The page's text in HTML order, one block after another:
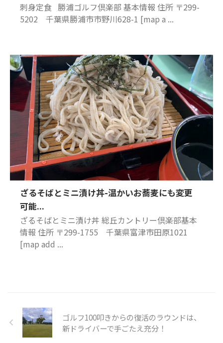
刺身定食 勝浦ゴルフ倶楽部 基本情報 住所 〒299-
5202 千葉県勝浦市市野川628-1 [map a ...
ざるそばとミニ漬け丼-温かいお蕎麦にも変更
可能...
ざるそばとミニ漬け丼 総丘カントリー倶楽部基本
情報 住所 〒299-1755 千葉県富津市田原1021
[map add ...
ゴルフ100叩きからの復活のラウンドは、
新ドライバーで手ごたえ充分！